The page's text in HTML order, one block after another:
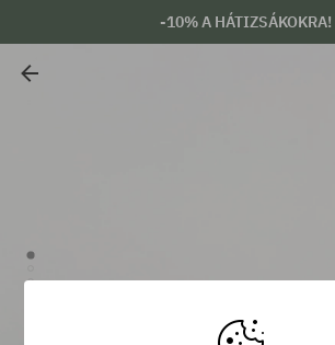
-10% A HÁTIZSÁKOKRA!